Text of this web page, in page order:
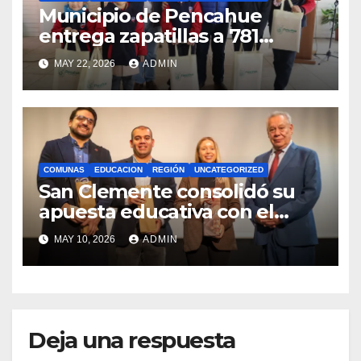
Municipio de Pencahue
entrega zapatillas a 781
estudiantes con recursos del
Royalty Minero
MAY 22, 2026 ADMIN
COMUNAS EDUCACION REGIÓN UNCATEGORIZED
San Clemente consolidó su
apuesta educativa con el
lanzamiento del
Preuniversitario Brotes 2026
MAY 10, 2026 ADMIN
Deja una respuesta